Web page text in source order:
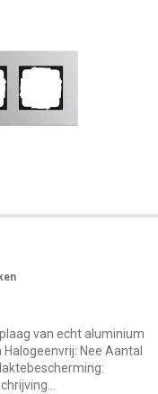
van echt aluminium
Nee Aantal